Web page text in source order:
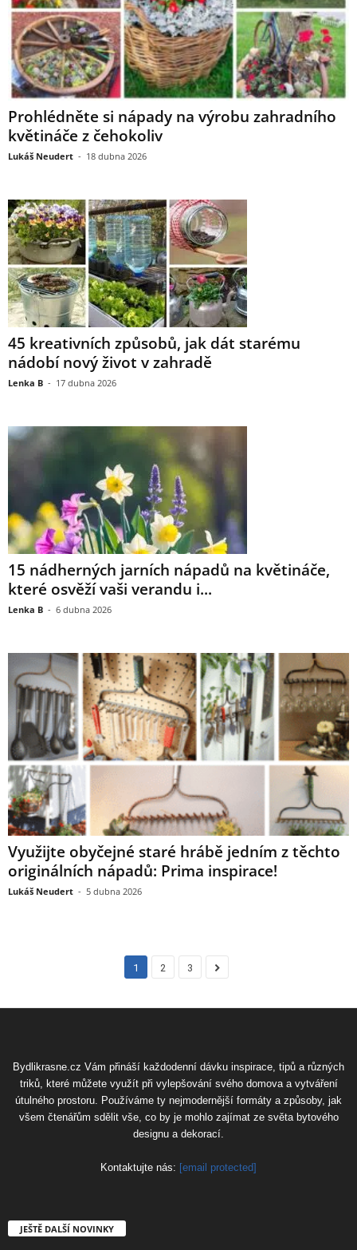
Prohlédněte si nápady na výrobu zahradního
květináče z čehokoliv
Lukáš Neudert - 18 dubna 2026
45 kreativních způsobů, jak dát starému
nádobí nový život v zahradě
Lenka B - 17 dubna 2026
15 nádherných jarních nápadů na květináče,
které osvěží vaši verandu i...
Lenka B - 6 dubna 2026
Využijte obyčejné staré hrábě jedním z těchto
originálních nápadů: Prima inspirace!
Lukáš Neudert - 5 dubna 2026
1 2 3
Bydlikrasne.cz Vám přináší každodenní dávku inspirace, tipů a různých
triků, které můžete využít při vylepšování svého domova a vytváření
útulného prostoru. Používáme ty nejmodernější formáty a způsoby, jak
všem čtenářům sdělit vše, co by je mohlo zajímat ze světa bytového
designu a dekorací.
Kontaktujte nás: [email protected]
JEŠTĚ DALŠÍ NOVINKY